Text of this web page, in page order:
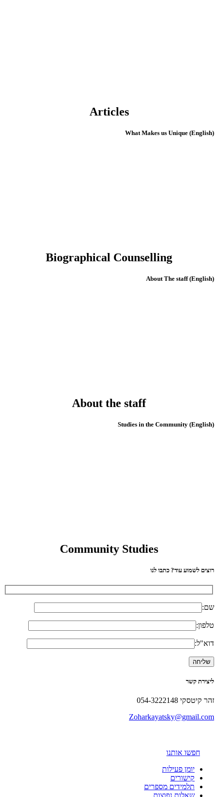
Articles
(English) What Makes us Unique
Biographical Counselling
(English) About The staff
About the staff
(English) Studies in the Community
Community Studies
רוצים לשמוע עוד? כתבו לנו
שם:
טלפון:
דוא"ל:
ליצירת קשר
זהר קיטסקי 054-3222148
Zoharkayatsky@gmail.com
חפשו אותנו
יומן פעילות
קישורים
תלמידים מספרים